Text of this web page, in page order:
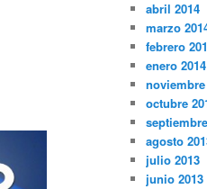
abril 2014
marzo
febrero
enero 2014
noviembre
octubre
agosto
julio 2013
junio 2013